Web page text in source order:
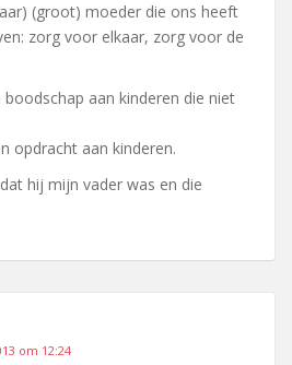
(groot) moeder die ons heeft
zorg voor elkaar, zorg voor de
boodschap aan kinderen die niet
opdracht aan kinderen.
hij mijn vader was en die
om 12:24